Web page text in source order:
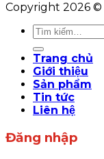
Copyright 2026 ©
Tìm
Trang chủ
Giới thiệu
Sản phẩm
Tin tức
Liên hệ
Đăng nhập